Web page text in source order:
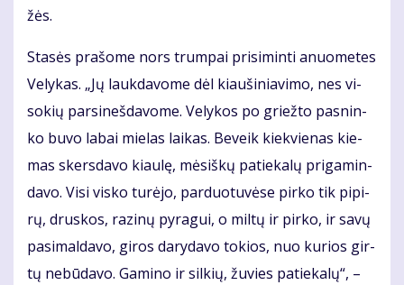
žės.
Sta­sės pra­šo­me nors trum­pai pri­si­min­ti anuo­me­tes
Ve­ly­kas. „Jų lauk­da­vo­me dėl kiau­ši­nia­vi­mo, nes vi­
so­kių par­si­neš­da­vo­me. Ve­ly­kos po griež­to pas­nin­
ko bu­vo la­bai mie­las lai­kas. Be­veik kiek­vie­nas kie­
mas skers­da­vo kiau­lę, mė­siš­kų pa­tie­ka­lų pri­ga­min­
da­vo. Vi­si vis­ko tu­rė­jo, par­duo­tu­vė­se pir­ko tik pi­pi­
rų, drus­kos, ra­zi­nų py­ra­gui, o mil­tų ir pir­ko, ir sa­vų
pa­si­mal­da­vo, gi­ros da­ry­da­vo to­kios, nuo ku­rios gir­
tų ne­bū­da­vo. Ga­mi­no ir sil­kių, žu­vies pa­tie­ka­lų“, –